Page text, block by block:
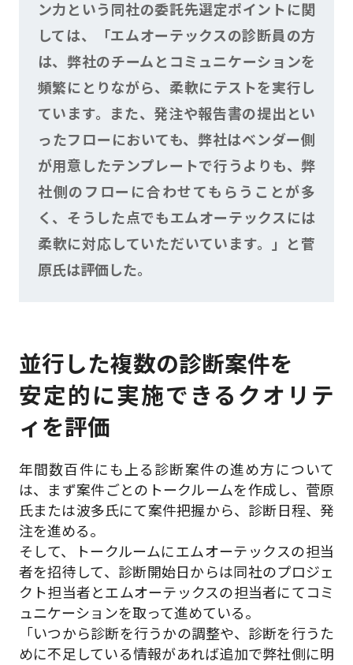
ン力という同社の委託先選定ポイントに関
しては、「エムオーテックスの診断員の方
は、弊社のチームとコミュニケーションを
頻繁にとりながら、柔軟にテストを実行し
ています。また、発注や報告書の提出とい
ったフローにおいても、弊社はベンダー側
が用意したテンプレートで行うよりも、弊
社側のフローに合わせてもらうことが多
く、そうした点でもエムオーテックスには
柔軟に対応していただいています。」と菅
原氏は評価した。
並行した複数の診断案件を
安定的に実施できるクオリテ
ィを評価
年間数百件にも上る診断案件の進め方について
は、まず案件ごとのトークルームを作成し、菅原
氏または波多氏にて案件把握から、診断日程、発
注を進める。
そして、トークルームにエムオーテックスの担当
者を招待して、診断開始日からは同社のプロジェ
クト担当者とエムオーテックスの担当者にてコミ
ュニケーションを取って進めている。
「いつから診断を行うかの調整や、診断を行うた
めに不足している情報があれば追加で弊社側に明